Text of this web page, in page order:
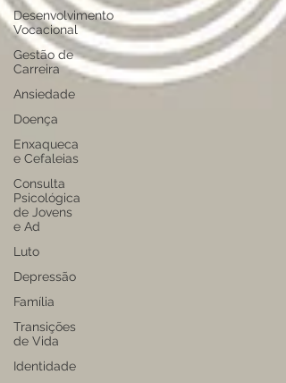
Desenvolvimento
Vocacional
Gestão de
Carreira
Ansiedade
Doença
Enxaqueca
e Cefaleias
Consulta
Psicológica
de Jovens
e Ad
Luto
Depressão
Família
Transições
de Vida
Identidade